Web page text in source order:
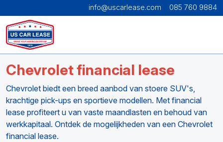
info@uscarlease.com 085 760 9884
Chevrolet financial lease
Chevrolet biedt een breed aanbod van stoere SUV's,
krachtige pick-ups en sportieve modellen. Met financial
lease profiteert u van vaste maandlasten en behoud van
werkkapitaal. Ontdek de mogelijkheden van een Chevrolet
financial lease.